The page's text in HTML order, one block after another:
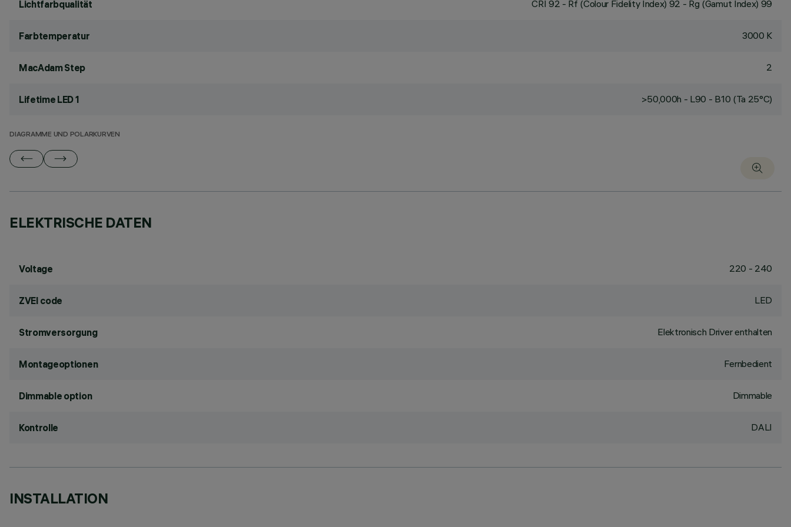
Lichtfarbqualität CRI 92 - Rf (Colour Fidelity Index) 92 - Rg (Gamut Index) 99
Farbtemperatur 3000 K
MacAdam Step 2
Lifetime LED 1 >50,000h - L90 - B10 (Ta 25°C)
DIAGRAMME UND POLARKURVEN
ELEKTRISCHE DATEN
Voltage 220 - 240
ZVEI code LED
Stromversorgung Elektronisch Driver enthalten
Montageoptionen Fernbedient
Dimmable option Dimmable
Kontrolle DALI
INSTALLATION